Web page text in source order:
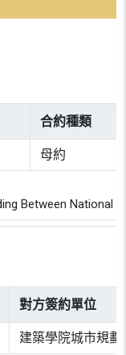
合約種類
母約
Between National
對方簽約單位
建築學院城市規劃